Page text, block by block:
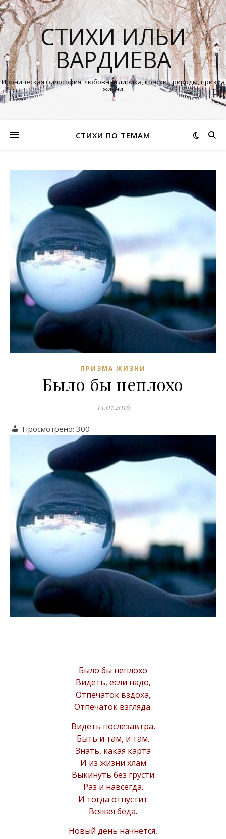
СТИХИ ИЛЬИ
ВАРДИЕВА
Ироническая философия, любовная лирика, краски природы, призма
жизни
СТИХИ ПО ТЕМАМ
ПРИЗМА ЖИЗНИ
Было бы неплохо
14.07.2016
Просмотрено: 300
Было бы неплохо
Видеть, если надо,
Отпечаток вздоха,
Отпечаток взгляда.
Видеть послезавтра,
Быть и там, и там.
Знать, какая карта
И из жизни хлам
Выкинуть без грусти
Раз и навсегда.
И тогда отпустит
Всякая беда.
Новый день начнется,